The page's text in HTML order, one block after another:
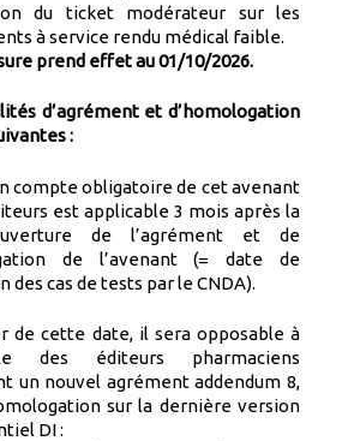
du ticket modérateur sur les
à service rendu médical faible.
prend effet au 01/10/2026.
d’agrément et d’homologation
:
compte obligatoire de cet avenant
est applicable 3 mois après la
de l’agrément et de
de l’avenant (= date de
des cas de tests par le CNDA).
de cette date, il sera opposable à
des éditeurs pharmaciens
un nouvel agrément addendum 8,
sur la dernière version
DI :